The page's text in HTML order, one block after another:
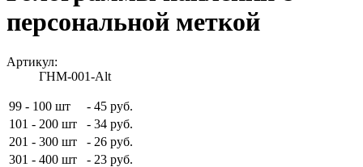
персональной меткой
Артикул:
ГНМ-001-Alt
99 - 100 шт - 45 руб.
101 - 200 шт
- 34 руб.
201 - 300 шт
- 26 руб.
301 - 400 шт
- 23 руб.